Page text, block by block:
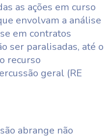
as ações em curso
envolvam a análise
em contratos
ser paralisadas, até o
recurso
geral (RE
abrange não